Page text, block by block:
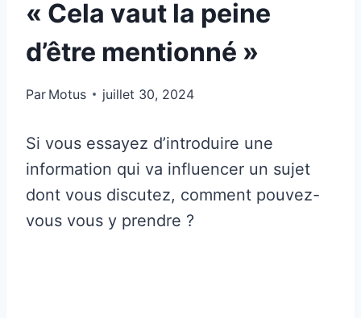
« Cela vaut la peine
d’être mentionné »
Par Motus juillet 30, 2024
Si vous essayez d’introduire une
information qui va influencer un sujet
dont vous discutez, comment pouvez-
vous vous y prendre ?